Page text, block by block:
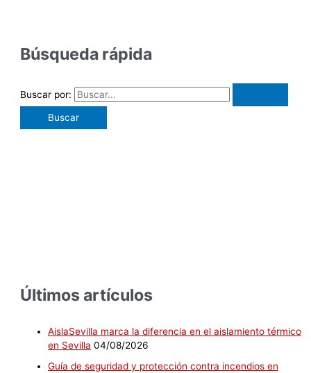
Búsqueda rápida
Buscar por:
Últimos artículos
AislaSevilla marca la diferencia en el aislamiento térmico
en Sevilla 04/08/2026
Guía de seguridad y protección contra incendios en